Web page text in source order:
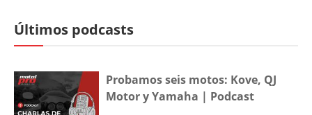
Últimos podcasts
Probamos seis motos: Kove, QJ
Motor y Yamaha | Podcast